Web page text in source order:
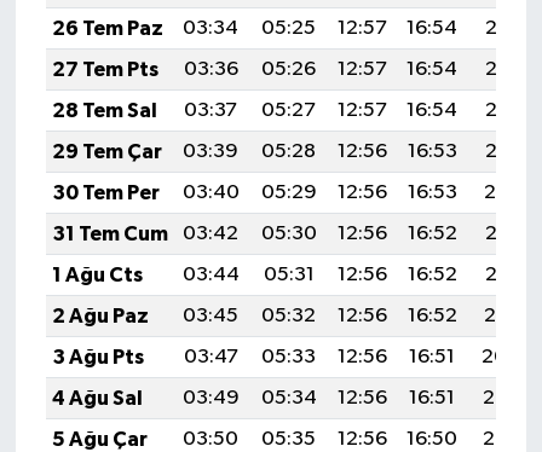
26 Tem Paz
03:34 05:25 12:57 16:54
20:18
27 Tem Pts
03:36 05:26 12:57 16:54
20:17
28 Tem Sal
03:37 05:27 12:57 16:54
20:16
29 Tem Çar
03:39 05:28 12:56 16:53
20:15
30 Tem Per
03:40 05:29 12:56 16:53
20:14
31 Tem Cum
03:42 05:30 12:56 16:52
20:13
1 Ağu Cts
03:44 05:31 12:56 16:52
20:12
2 Ağu Paz
03:45 05:32 12:56 16:52
20:10
3 Ağu Pts
03:47 05:33 12:56 16:51
20:09
4 Ağu Sal
03:49 05:34 12:56 16:51
20:08
5 Ağu Çar
03:50 05:35 12:56 16:50
20:07